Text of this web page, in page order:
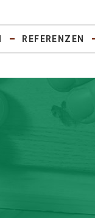
REFERENZEN